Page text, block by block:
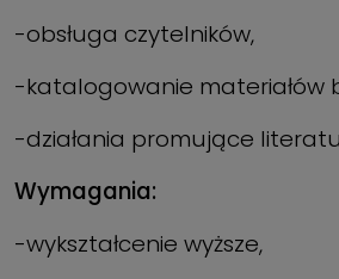
-obsługa czytelników,
-katalogowanie materiałów
-działania promujące
Wymagania:
-wykształcenie wyższe,